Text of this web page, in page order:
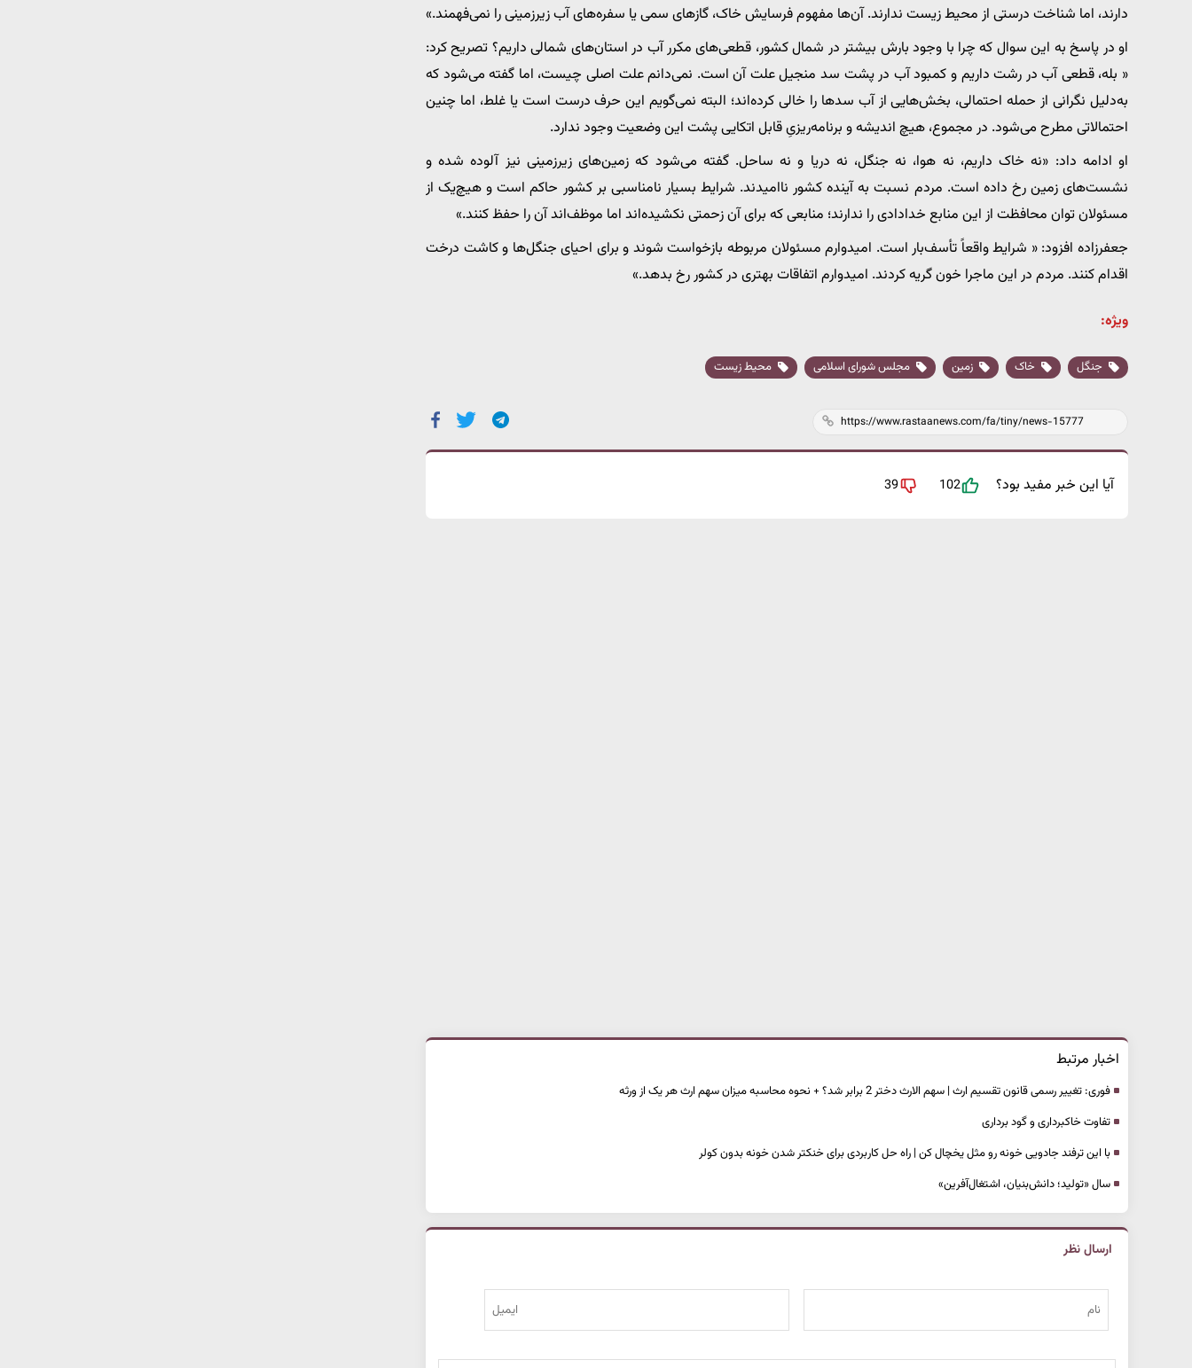
دارند، اما شناخت درستی از محیط زیست ندارند. آن‌ها مفهوم فرسایش خاک، گازهای سمی یا سفره‌های آب زیرزمینی را نمی‌فهمند.»
او در پاسخ به این سوال که چرا با وجود بارش بیشتر در شمال کشور، قطعی‌های مکرر آب در استان‌های شمالی داریم؟ تصریح کرد:
« بله، قطعی آب در رشت داریم و کمبود آب در پشت سد منجیل علت آن است. نمی‌دانم علت اصلی چیست، اما گفته می‌شود که
به‌دلیل نگرانی از حمله احتمالی، بخش‌هایی از آب سدها را خالی کرده‌اند؛ البته نمی‌گویم این حرف درست است یا غلط، اما چنین
احتمالاتی مطرح می‌شود. در مجموع، هیچ اندیشه و برنامه‌ریزیِ قابل اتکایی پشت این وضعیت وجود ندارد.
او ادامه داد: «نه خاک داریم، نه هوا، نه جنگل، نه دریا و نه ساحل. گفته می‌شود که زمین‌های زیرزمینی نیز آلوده شده و
نشست‌های زمین رخ داده است. مردم نسبت به آینده کشور ناامیدند. شرایط بسیار نامناسبی بر کشور حاکم است و هیچ‌یک از
مسئولان توان محافظت از این منابع خدادادی را ندارند؛ منابعی که برای آن زحمتی نکشیده‌اند اما موظف‌اند آن را حفظ کنند.»
جعفرزاده افزود: « شرایط واقعاً تأسف‌بار است. امیدوارم مسئولان مربوطه بازخواست شوند و برای احیای جنگل‌ها و کاشت درخت
اقدام کنند. مردم در این ماجرا خون گریه کردند. امیدوارم اتفاقات بهتری در کشور رخ بدهد.»
ویژه:
جنگل خاک زمین مجلس شورای اسلامی محیط زیست
آیا این خبر مفید بود؟ 102
39
اخبار مرتبط
فوری: تغییر رسمی قانون تقسیم ارث | سهم الارث دختر 2 برابر شد؟ + نحوه محاسبه میزان سهم ارث هر یک از ورثه
تفاوت خاکبرداری و گود برداری
با این ترفند جادویی خونه رو مثل یخچال کن | راه حل کاربردی برای خنکتر شدن خونه بدون کولر
سال «تولید؛ دانش‌بنیان، اشتغال‌آفرین»
ارسال نظر